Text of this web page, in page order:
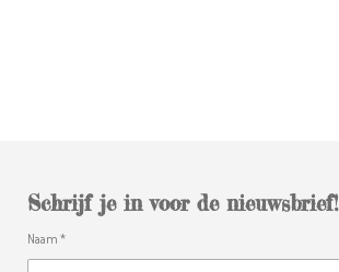
Schrijf je in voor de nieuwsbrief!
Naam *